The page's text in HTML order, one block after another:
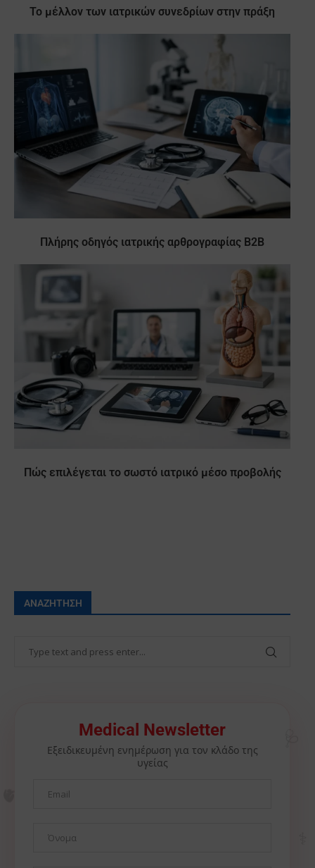
Το μέλλον των ιατρικών συνεδρίων στην πράξη
Πλήρης οδηγός ιατρικής αρθρογραφίας B2B
Πώς επιλέγεται το σωστό ιατρικό μέσο προβολής
ΑΝΑΖΉΤΗΣΗ
Medical Newsletter
Εξειδικευμένη ενημέρωση για τον κλάδο της
υγείας